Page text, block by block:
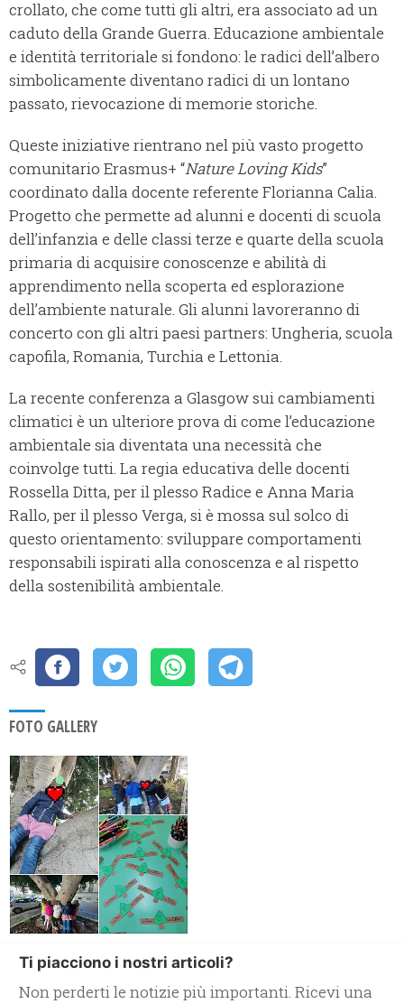
crollato, che come tutti gli altri, era associato ad un
caduto della Grande Guerra. Educazione ambientale
e identità territoriale si fondono: le radici dell’albero
simbolicamente diventano radici di un lontano
passato, rievocazione di memorie storiche.
Queste iniziative rientrano nel più vasto progetto
comunitario Erasmus+ “Nature Loving Kids”
coordinato dalla docente referente Florianna Calia.
Progetto che permette ad alunni e docenti di scuola
dell’infanzia e delle classi terze e quarte della scuola
primaria di acquisire conoscenze e abilità di
apprendimento nella scoperta ed esplorazione
dell’ambiente naturale. Gli alunni lavoreranno di
concerto con gli altri paesi partners: Ungheria, scuola
capofila, Romania, Turchia e Lettonia.
La recente conferenza a Glasgow sui cambiamenti
climatici è un ulteriore prova di come l’educazione
ambientale sia diventata una necessità che
coinvolge tutti. La regia educativa delle docenti
Rossella Ditta, per il plesso Radice e Anna Maria
Rallo, per il plesso Verga, si è mossa sul solco di
questo orientamento: sviluppare comportamenti
responsabili ispirati alla conoscenza e al rispetto
della sostenibilità ambientale.
FOTO GALLERY
Ti piacciono i nostri articoli?
Non perderti le notizie più importanti. Ricevi una